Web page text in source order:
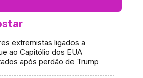
extremistas ligados a
ao Capitólio dos EUA
após perdão de Trump